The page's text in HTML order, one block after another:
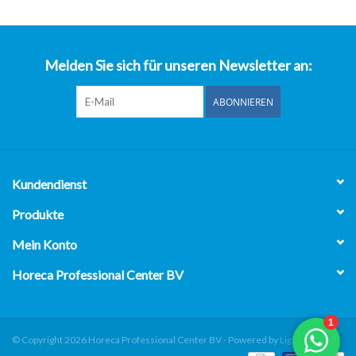
Melden Sie sich für unseren Newsletter an:
ABONNIEREN
Kundendienst
Produkte
Mein Konto
Horeca Professional Center BV
© Copyright 2026 Horeca Professional Center BV - Powered by Lightspeed